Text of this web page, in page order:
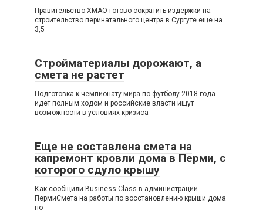
Правительство ХМАО готово сократить издержки на
строительство перинатального центра в Сургуте еще на
3,5
Стройматериалы дорожают, а
смета не растет
Подготовка к чемпионату мира по футболу 2018 года
идет полным ходом и российские власти ищут
возможности в условиях кризиса
Еще не составлена смета на
капремонт кровли дома в Перми, с
которого сдуло крышу
Как сообщили Business Class в администрации
ПермиСмета на работы по восстановлению крыши дома
по